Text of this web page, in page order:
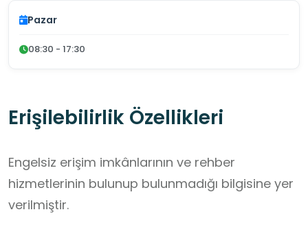
Pazar
08:30 - 17:30
Erişilebilirlik Özellikleri
Engelsiz erişim imkânlarının ve rehber
hizmetlerinin bulunup bulunmadığı bilgisine yer
verilmiştir.